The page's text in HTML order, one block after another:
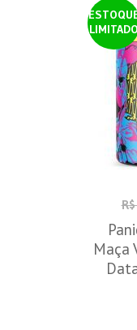
LIMITADO
Maça